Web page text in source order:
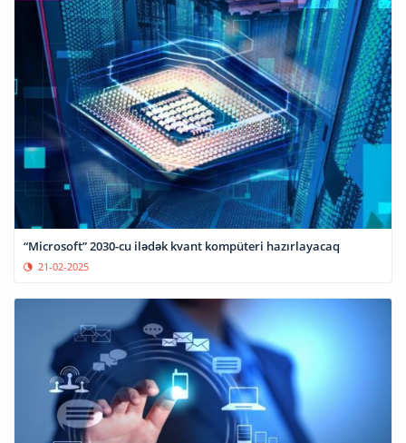
“Microsoft” 2030-cu ilədək kvant kompüteri hazırlayacaq
21-02-2025